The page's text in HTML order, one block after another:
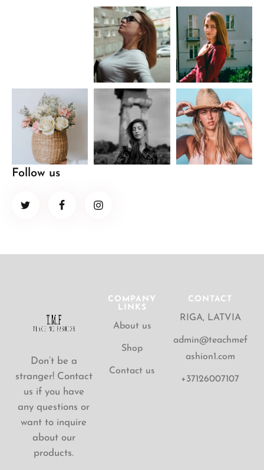
Follow us
Don’t be a
stranger! Contact
us if you have
any questions or
want to inquire
about our
products.
COMPANY
LINKS
About us
Shop
Contact us
CONTACT
RIGA, LATVIA
admin@teachmef
ashion1.com
+37126007107